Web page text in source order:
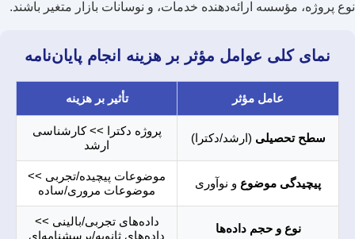
نوع پروژه، مؤسسه ارائه‌دهنده خدمات، و نوسانات بازار متغیر باشند.
نمای کلی عوامل مؤثر بر هزینه انجام پایان‌نامه
عامل مؤثر تأثیر بر هزینه
سطح تحصیلی (ارشد/دکترا)
پروژه دکترا >> کارشناسی
ارشد
پیچیدگی موضوع و نوآوری
موضوعات پیچیده/تجربی >>
موضوعات مروری/ساده
نوع و حجم داده‌ها
داده‌های تجربی/بالینی >>
داده‌های ثانویه/پرسشنامه‌ای